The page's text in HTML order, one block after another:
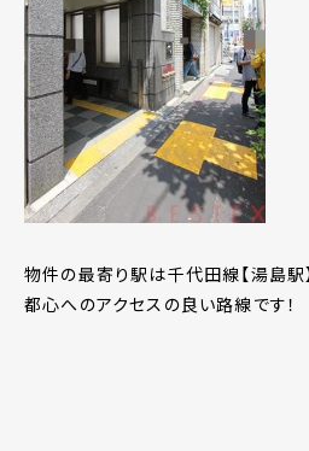
物件の最寄り駅は千代田線【湯島駅
都心へのアクセスの良い路線です！